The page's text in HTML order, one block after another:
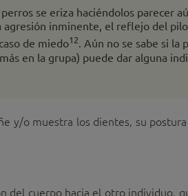
se eriza haciéndolos parecer
inminente, el reflejo del
de miedo12. Aún no se sabe si la
en la grupa) puede dar alguna
y/o muestra los dientes, su
del cuerpo hacia el otro individuo,